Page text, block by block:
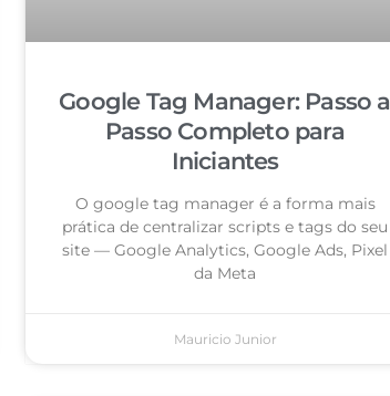
Google Tag Manager: Passo a
Passo Completo para
Iniciantes
O google tag manager é a forma mais
prática de centralizar scripts e tags do seu
site — Google Analytics, Google Ads, Pixel
da Meta
Mauricio Junior